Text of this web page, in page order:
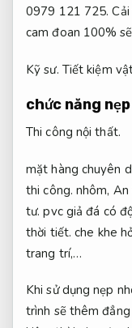
0979 121 725.
cam đoan 100%
Kỹ sư. Tiết kiệm
chức năng
Thi công nội thất.
mặt hàng chuyên
thi công. nhôm, An
tư. pvc giả đá có
thời tiết. che khe
trang trí,…
Khi sử dụng nẹp
trình sẽ thêm đẳng